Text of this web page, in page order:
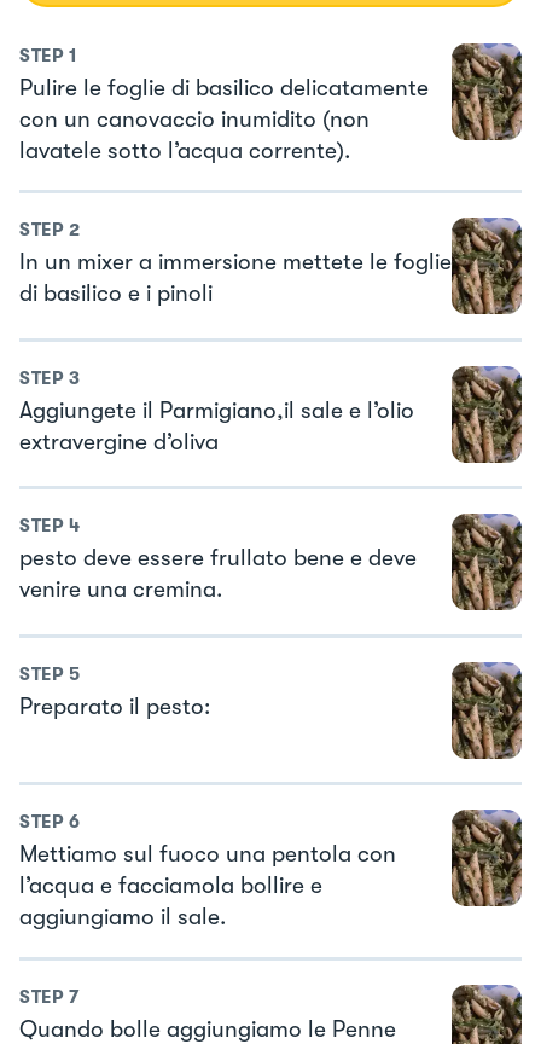
STEP 1
Pulire le foglie di basilico delicatamente
con un canovaccio inumidito (non
lavatele sotto l’acqua corrente).
STEP 2
In un mixer a immersione mettete le foglie
di basilico e i pinoli
STEP 3
Aggiungete il Parmigiano,il sale e l’olio
extravergine d’oliva
STEP 4
pesto deve essere frullato bene e deve
venire una cremina.
STEP 5
Preparato il pesto:
STEP 6
Mettiamo sul fuoco una pentola con
l’acqua e facciamola bollire e
aggiungiamo il sale.
STEP 7
Quando bolle aggiungiamo le Penne